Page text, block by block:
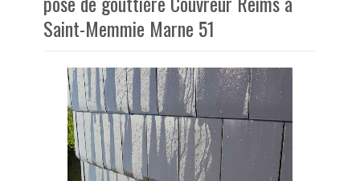
Saint-Memmie Marne 51